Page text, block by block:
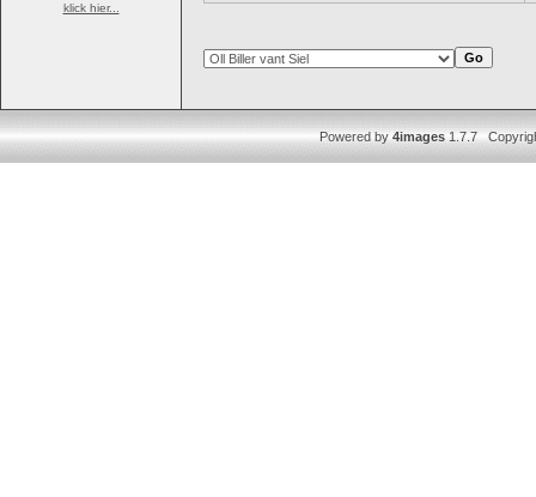
klick hier...
Powered by4images1.7.7